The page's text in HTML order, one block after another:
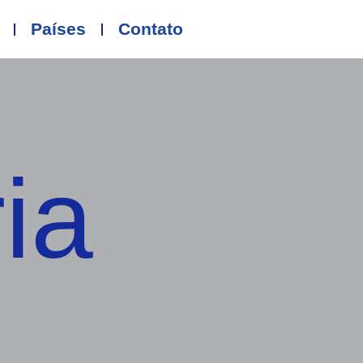
Países Contato